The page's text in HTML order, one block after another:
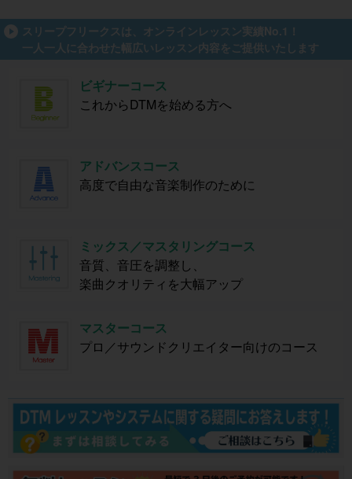
スリープフリークスは、オンラインレッスン実績No.1！
一人一人に合わせた幅広いレッスン内容をご提供いたします
ビギナーコース
これからDTMを始める方へ
アドバンスコース
高度で自由な音楽制作のために
ミックス／マスタリングコース
音質、音圧を調整し、
楽曲クオリティを大幅アップ
マスターコース
プロ／サウンドクリエイター向けのコース